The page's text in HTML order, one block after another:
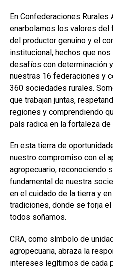
En Confederaciones Rurales
enarbolamos los valores del
del productor genuino y el
institucional, hechos que
desafíos con determinación
nuestras 16 federaciones y
360 sociedades rurales.
que trabajan juntas,
regiones y comprendiendo
país radica en la fortaleza de
En esta tierra de
nuestro compromiso con el
agropecuario, reconociendo
fundamental de nuestra
en el cuidado de la tierra y
tradiciones, donde se forja
todos soñamos.
CRA, como símbolo de
agropecuaria, abraza la
intereses legítimos de cada